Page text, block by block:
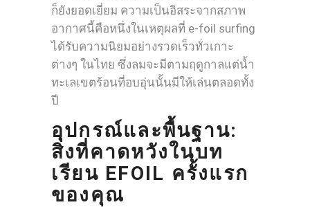
ก็ยังยอดเยี่ยม ความเป็นอิสระจากสภาพ
อากาศนี้คือหนึ่งในเหตุผลที่ e-foil surfing
ได้รับความนิยมอย่างรวดเร็วทั่วเกาะ
ต่างๆ ในไทย ซึ่งลมจะมีตามฤดูกาลแต่น้ำ
ทะเลเขตร้อนที่อบอุ่นนั้นมีให้เล่นตลอดทั้ง
ปี
อุปกรณ์และพื้นฐาน:
สิ่งที่คาดหวังในบท
เรียน EFOIL ครั้งแรก
ของคุณ